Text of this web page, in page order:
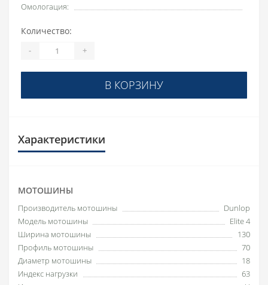
Омологация:
Количество:
- +
В КОРЗИНУ
Характеристики
МОТОШИНЫ
Производитель мотошины
Dunlop
Модель мотошины
Elite 4
Ширина мотошины
130
Профиль мотошины
70
Диаметр мотошины
18
Индекс нагрузки
63